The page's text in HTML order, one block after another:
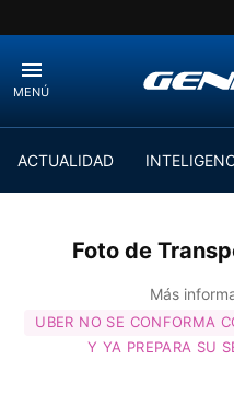
MENÚ
ACTUALIDAD
Foto de
Más
UBER NO SE CONFORMA
Y YA PREPARA SU